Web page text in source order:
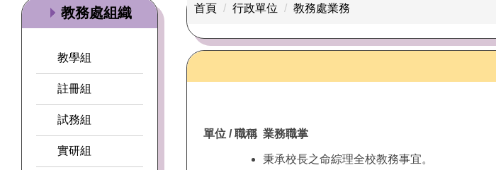
教務處組織
教學組
註冊組
試務組
實研組
首頁 行政單位 教務處業務
單位 / 職稱 業務職掌
秉承校長之命綜理全校教務事宜。